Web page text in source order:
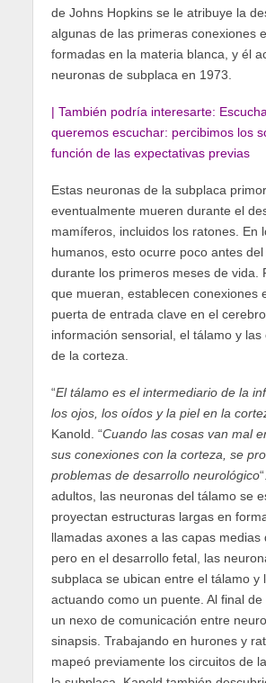
de Johns Hopkins se le atribuye la
algunas de las primeras conexiones
formadas en la materia blanca, y él
neuronas de subplaca en 1973.
| También podría interesarte:
queremos escuchar: percibimos los
función de las expectativas previas
Estas neuronas de la subplaca
eventualmente mueren durante el
mamíferos, incluidos los ratones. En
humanos, esto ocurre poco antes
durante los primeros meses de vida.
que mueran, establecen conexiones
puerta de entrada clave en el
información sensorial, el tálamo y las
de la corteza.
“El tálamo es el intermediario de la
los ojos, los oídos y la piel en la
Kanold. “Cuando las cosas van mal
sus conexiones con la corteza, se
problemas de desarrollo neurológico
adultos, las neuronas del tálamo se
proyectan estructuras largas en
llamadas axones a las capas medias
pero en el desarrollo fetal, las
subplaca se ubican entre el tálamo y
actuando como un puente. Al final
un nexo de comunicación entre
sinapsis. Trabajando en hurones y
mapeó previamente los circuitos de